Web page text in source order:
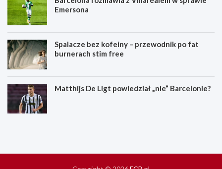
Emersona
Spalacze bez kofeiny – przewodnik po fat
burnerach stim free
Matthijs De Ligt powiedział „nie” Barcelonie?
S
K